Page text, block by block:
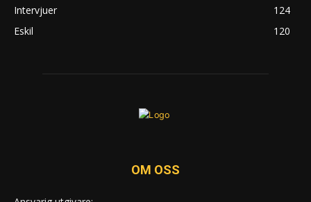
Intervjuer
124
Eskil
120
OM OSS